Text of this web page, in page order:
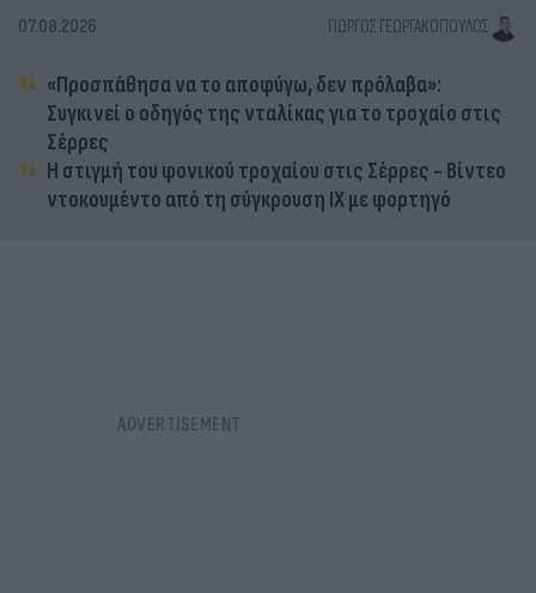
07.08.2026 ΓΙΏΡΓΟΣ ΓΕΩΡΓΑΚΌΠΟΥΛΟΣ
«Προσπάθησα να το αποφύγω, δεν πρόλαβα»:
Συγκινεί ο οδηγός της νταλίκας για το τροχαίο στις
Σέρρες
Η στιγμή του φονικού τροχαίου στις Σέρρες - Βίντεο
ντοκουμέντο από τη σύγκρουση ΙΧ με φορτηγό